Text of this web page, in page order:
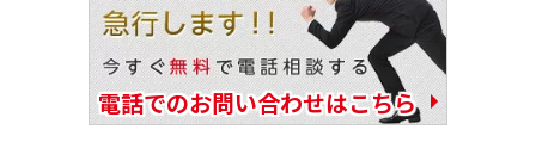
電話でのお問い合わせはこちら